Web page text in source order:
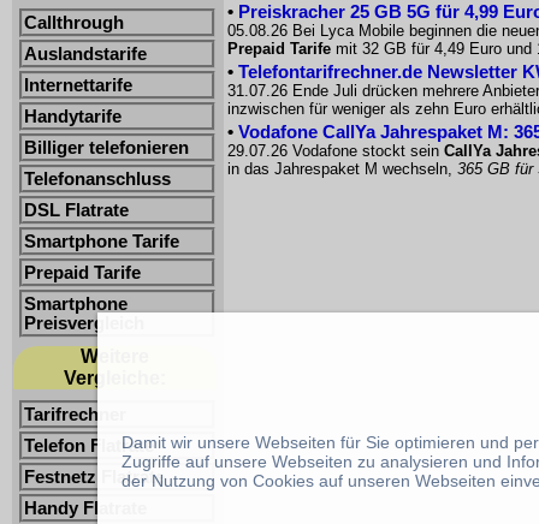
Callthrough
Auslandstarife
Internettarife
Handytarife
Billiger telefonieren
Telefonanschluss
DSL Flatrate
Smartphone Tarife
Prepaid Tarife
Smartphone
Preisvergleich
Weitere
Vergleiche:
Tarifrechner
Telefon Flatrate
Festnetz Flatrate
Handy Flatrate
• Preiskracher 25 GB 5G für 4,99
05.08.26 Bei Lyca Mobile beginnen die
Prepaid Tarife mit 32 GB für 4,49 Euro
• Telefontarifrechner.de Newsletter
31.07.26 Ende Juli drücken mehrere
inzwischen für weniger als zehn Euro
• Vodafone CallYa Jahrespaket M:
29.07.26 Vodafone stockt sein CallYa
in das Jahrespaket M wechseln, 365 GB für
Damit wir unsere Webseiten für Sie optimieren und
Zugriffe auf unsere Webseiten zu analysieren und
der Nutzung von Cookies auf unseren Webseiten